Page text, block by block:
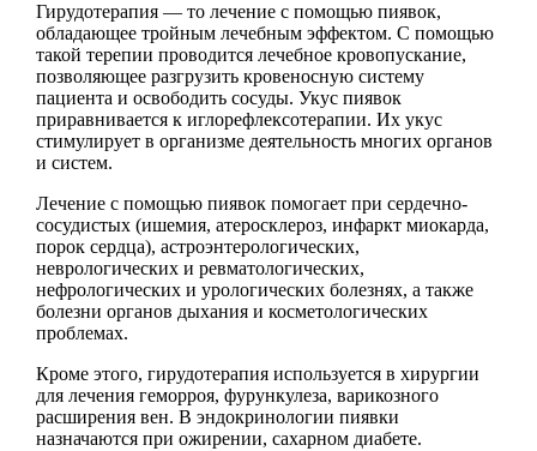
Гирудотерапия — то лечение с помощью пиявок,
обладающее тройным лечебным эффектом. С помощью
такой терепии проводится лечебное кровопускание,
позволяющее разгрузить кровеносную систему
пациента и освободить сосуды. Укус пиявок
приравнивается к иглорефлексотерапии. Их укус
стимулирует в организме деятельность многих органов
и систем.
Лечение с помощью пиявок помогает при сердечно-
сосудистых (ишемия, атеросклероз, инфаркт миокарда,
порок сердца), астроэнтерологических,
неврологических и ревматологических,
нефрологических и урологических болезнях, а также
болезни органов дыхания и косметологических
проблемах.
Кроме этого, гирудотерапия используется в хирургии
для лечения геморроя, фурункулеза, варикозного
расширения вен. В эндокринологии пиявки
назначаются при ожирении, сахарном диабете.